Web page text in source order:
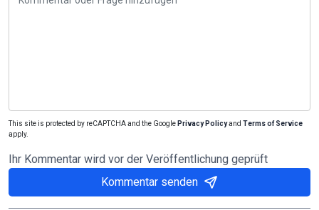
This site is protected by reCAPTCHA and the Google Privacy Policyand Terms of Service
apply.
Ihr Kommentar wird vor der Veröffentlichung geprüft
Kommentar senden